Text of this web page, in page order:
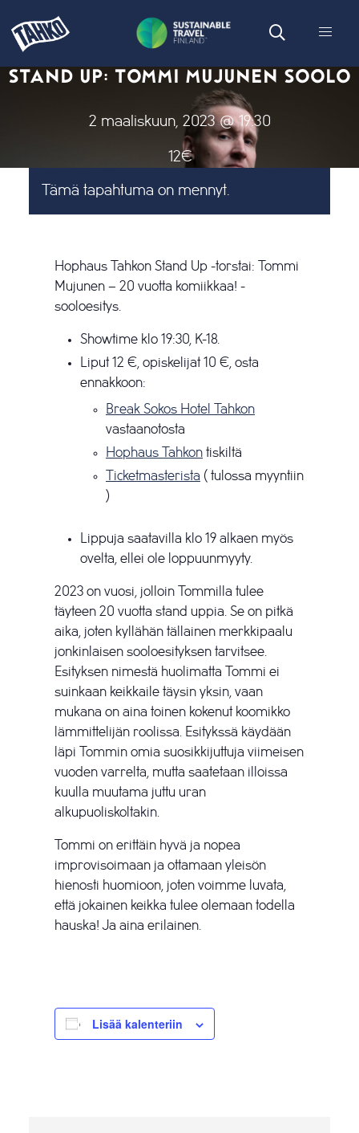
STAND UP: TOMMI MUJUNEN SOOLO
2 maaliskuun, 2023 @ 19:30
12€
Tämä tapahtuma on mennyt.
Hophaus Tahkon Stand Up -torstai: Tommi
Mujunen – 20 vuotta komiikkaa! -
sooloesitys.
Showtime klo 19:30, K-18.
Liput 12 €, opiskelijat 10 €, osta
ennakkoon:
Break Sokos Hotel Tahkon
vastaanotosta
Hophaus Tahkon tiskiltä
Ticketmasterista ( tulossa myyntiin
)
Lippuja saatavilla klo 19 alkaen myös
ovelta, ellei ole loppuunmyyty.
2023 on vuosi, jolloin Tommilla tulee
täyteen 20 vuotta stand uppia. Se on pitkä
aika, joten kyllähän tällainen merkkipaalu
jonkinlaisen sooloesityksen tarvitsee.
Esityksen nimestä huolimatta Tommi ei
suinkaan keikkaile täysin yksin, vaan
mukana on aina toinen kokenut koomikko
lämmittelijän roolissa. Esitykssä käydään
läpi Tommin omia suosikkijuttuja viimeisen
vuoden varrelta, mutta saatetaan illoissa
kuulla muutama juttu uran
alkupuoliskoltakin.
Tommi on erittäin hyvä ja nopea
improvisoimaan ja ottamaan yleisön
hienosti huomioon, joten voimme luvata,
että jokainen keikka tulee olemaan todella
hauska! Ja aina erilainen.
Lisää kalenteriin